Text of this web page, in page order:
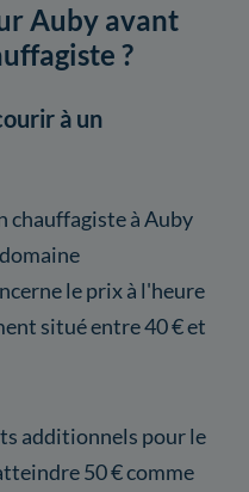
Auby avant
?
à un
chauffagiste à Auby
le prix à l'heure
situé entre 40 € et
additionnels pour le
50 € comme